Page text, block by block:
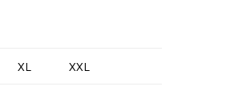
XL XXL